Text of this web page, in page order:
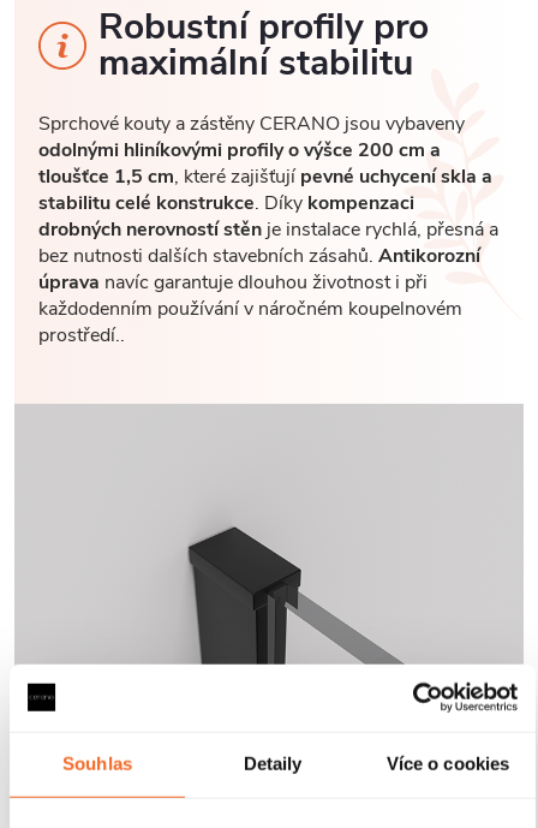
Souhlas Detaily Více o cookies
Robustní profily pro
maximální stabilitu
Sprchové kouty a zástěny CERANO jsou vybaveny
odolnými hliníkovými profily o výšce 200 cm a
tloušťce 1,5 cm, které zajišťujípevné uchycení skla a
stabilitu celé konstrukce. Díky kompenzaci
drobných nerovností stěnje instalace rychlá, přesná a
bez nutnosti dalších stavebních zásahů. Antikorozní
úprava navíc garantuje dlouhou životnost i při
každodenním používání v náročném koupelnovém
prostředí..